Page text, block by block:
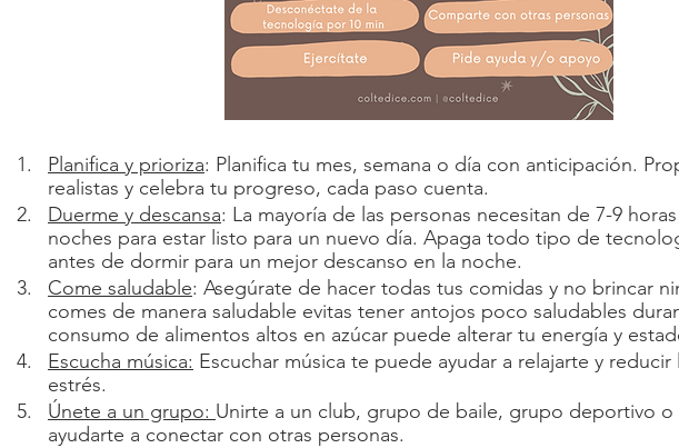
Planifica y prioriza: Planifica tu mes, semana o día con anticipación.
realistas y celebra tu progreso, cada paso cuenta.
Duerme y descansa: La mayoría de las personas necesitan de 7-9
noches para estar listo para un nuevo día. Apaga todo tipo de
antes de dormir para un mejor descanso en la noche.
Come saludable: Asegúrate de hacer todas tus comidas y no brincar
comes de manera saludable evitas tener antojos poco saludables
consumo de alimentos altos en azúcar puede alterar tu energía y
Escucha música: Escuchar música te puede ayudar a relajarte y reducir
estrés.
Únete a un grupo: Unirte a un club, grupo de baile, grupo deportivo o
ayudarte a conectar con otras personas.